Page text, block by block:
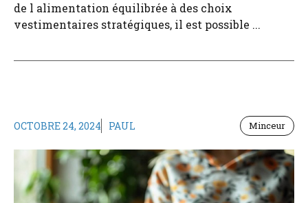
de l alimentation équilibrée à des choix
vestimentaires stratégiques, il est possible ...
OCTOBRE 24, 2024 PAUL Minceur